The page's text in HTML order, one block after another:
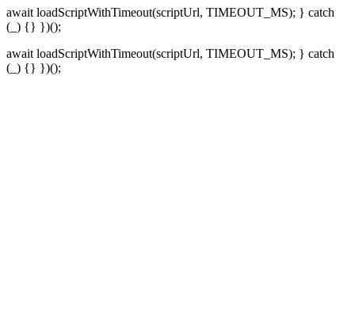
await loadScriptWithTimeout(scriptUrl, TIMEOUT_MS); } catch
(_) {} })();
await loadScriptWithTimeout(scriptUrl, TIMEOUT_MS); } catch
(_) {} })();